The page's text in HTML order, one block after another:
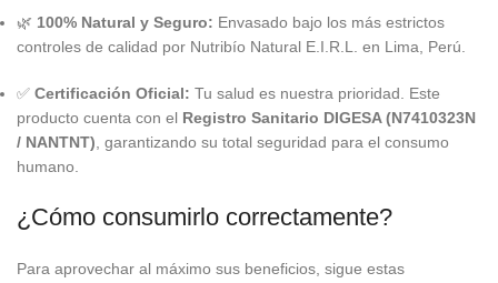
🌿 100% Natural y Seguro: Envasado bajo los más estrictos
controles de calidad por Nutribío Natural E.I.R.L. en Lima, Perú.
✅ Certificación Oficial: Tu salud es nuestra prioridad. Este
producto cuenta con el Registro Sanitario DIGESA (N7410323N
/ NANTNT) , garantizando su total seguridad para el consumo
humano.
¿Cómo consumirlo correctamente?
Para aprovechar al máximo sus beneficios, sigue estas